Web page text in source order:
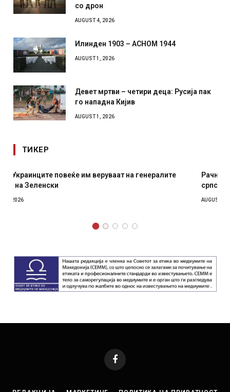
со дрон
AUGUST 4, 2026
Илинден 1903 – АСНОМ 1944
AUGUST 1, 2026
Девет мртви – четири деца: Русија пак
го нападна Кијив
AUGUST 1, 2026
ТИКЕР
Рачна бомба експлодира пред зграда во главниот
српски град – оштетени автомобили и локали
AUGUST 6, 2026
Facebook